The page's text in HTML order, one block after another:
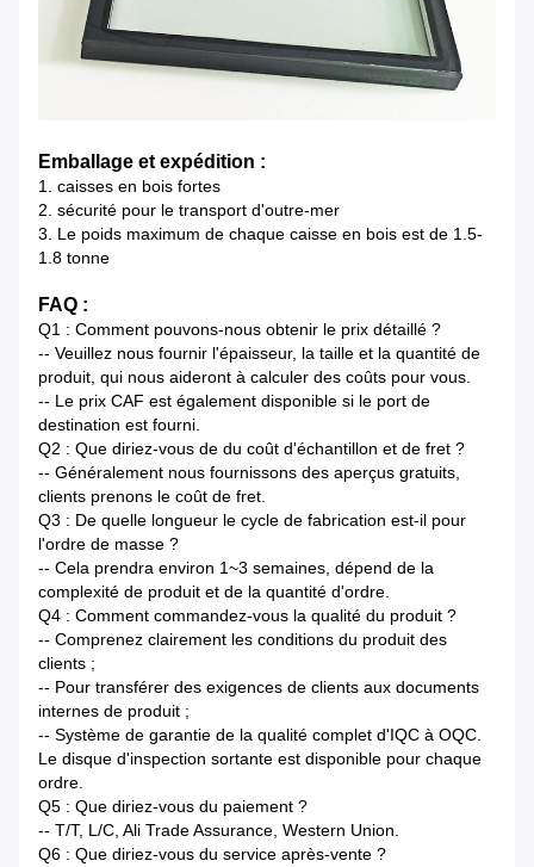
Emballage et expédition :
1. caisses en bois fortes
2. sécurité pour le transport d'outre-mer
3. Le poids maximum de chaque caisse en bois est de 1.5-
1.8 tonne
FAQ :
Q1 : Comment pouvons-nous obtenir le prix détaillé ?
-- Veuillez nous fournir l'épaisseur, la taille et la quantité de
produit, qui nous aideront à calculer des coûts pour vous.
-- Le prix CAF est également disponible si le port de
destination est fourni.
Q2 : Que diriez-vous de du coût d'échantillon et de fret ?
-- Généralement nous fournissons des aperçus gratuits,
clients prenons le coût de fret.
Q3 : De quelle longueur le cycle de fabrication est-il pour
l'ordre de masse ?
-- Cela prendra environ 1~3 semaines, dépend de la
complexité de produit et de la quantité d'ordre.
Q4 : Comment commandez-vous la qualité du produit ?
-- Comprenez clairement les conditions du produit des
clients ;
-- Pour transférer des exigences de clients aux documents
internes de produit ;
-- Système de garantie de la qualité complet d'IQC à OQC.
Le disque d'inspection sortante est disponible pour chaque
ordre.
Q5 : Que diriez-vous du paiement ?
-- T/T, L/C, Ali Trade Assurance, Western Union.
Q6 : Que diriez-vous du service après-vente ?